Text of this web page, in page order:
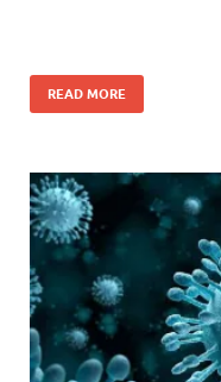
READ MORE